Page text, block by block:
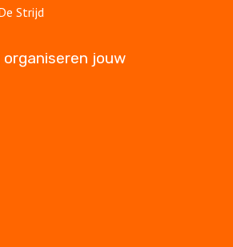
Strijd
organiseren jouw